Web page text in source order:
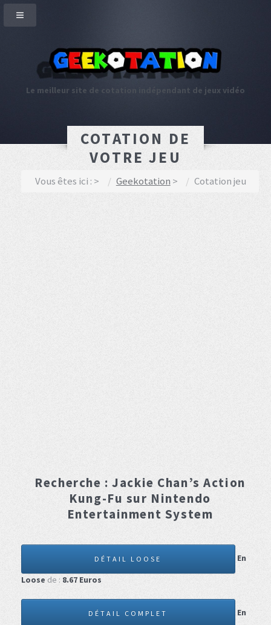
Le meilleur site de cotation indépendant de jeux vidéo
COTATION DE
VOTRE JEU
Vous êtes ici : Geekotation Cotation jeu
Recherche :Jackie Chan’s Action
Kung-Fu sur Nintendo
Entertainment System
DÉTAIL LOOSE
En
Loose de : 8.67 Euros
DÉTAIL COMPLET
En